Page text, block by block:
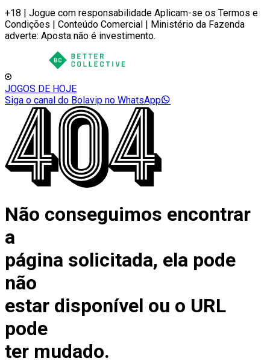
+18 | Jogue com responsabilidade Aplicam-se os Termos e
Condições | Conteúdo Comercial | Ministério da Fazenda
adverte: Aposta não é investimento.
JOGOS DE HOJE
Siga o canal do Bolavip no WhatsApp
Não conseguimos encontrar
a
página solicitada, ela pode
não
estar disponível ou o URL
pode
ter mudado.